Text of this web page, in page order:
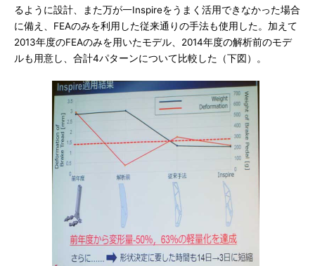
るように設計、また万が一Inspireをうまく活用できなかった場合
に備え、FEAのみを利用した従来通りの手法も使用した。加えて
2013年度のFEAのみを用いたモデル、2014年度の解析前のモデ
ルも用意し、合計4パターンについて比較した（下図）。